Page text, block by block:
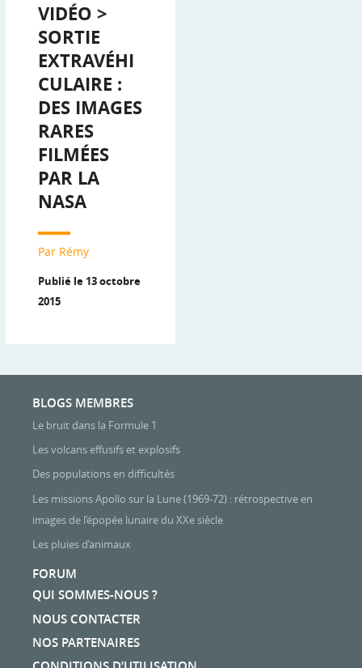
VIDÉO >
SORTIE
EXTRAVÉHI
CULAIRE :
DES IMAGES
RARES
FILMÉES
PAR LA
NASA
Par Rémy
Publié le 13 octobre
2015
BLOGS MEMBRES
Le bruit dans la Formule 1
Les volcans effusifs et explosifs
Des populations en difficultés
Les missions Apollo sur la Lune (1969-72) : rétrospective en
images de l’épopée lunaire du XXe siècle
Les pluies d’animaux
FORUM
QUI SOMMES-NOUS ?
NOUS CONTACTER
NOS PARTENAIRES